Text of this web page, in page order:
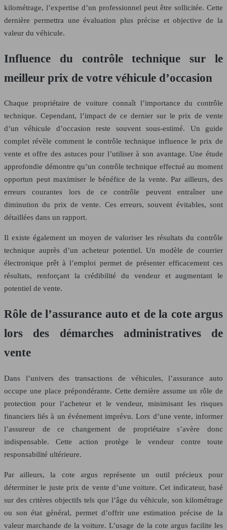
kilométrage, l’expertise d’un professionnel peut être sollicitée. Cette
dernière permettra une évaluation plus précise et objective de la
valeur du véhicule.
Influence du contrôle technique sur le
meilleur prix de votre véhicule d’occasion
Chaque propriétaire de voiture connaît l’importance du contrôle
technique. Cependant, l’impact de ce dernier sur le prix de vente
d’un véhicule d’occasion reste souvent sous-estimé. Un guide
complet révèle comment le contrôle technique influence le prix de
vente et offre des astuces pour l’utiliser à son avantage. Une étude
approfondie démontre qu’un contrôle technique effectué au moment
opportun peut maximiser le bénéfice de la vente. Par ailleurs, des
erreurs courantes lors de ce contrôle peuvent entraîner une
diminution du prix de vente. Ces erreurs, souvent évitables, sont
détaillées dans un rapport.
Il existe également un moyen de valoriser les résultats du contrôle
technique auprès d’un acheteur potentiel. Un modèle de courrier
électronique prêt à l’emploi permet de présenter efficacement ces
résultats, renforçant la crédibilité du vendeur et augmentant le
potentiel de vente.
Rôle de l’assurance auto et de la cote argus
lors des démarches administratives de
vente
Dans l’univers des transactions de véhicules, l’assurance auto
occupe une place prépondérante. Cette dernière assume un rôle de
protection pour l’acheteur et le vendeur, minimisant les risques
financiers liés à un événement imprévu. Lors d’une vente, informer
l’assureur de ce changement de propriétaire s’avère donc
indispensable. Cette action protège le vendeur contre toute
responsabilité ultérieure.
Par ailleurs, la cote argus représente un outil précieux pour
déterminer le juste prix de vente d’une voiture. Cet indicateur, basé
sur des critères objectifs tels que l’âge du véhicule, son kilométrage
ou son état général, permet d’offrir une estimation précise de la
valeur marchande de la voiture. L’usage de la cote argus facilite les